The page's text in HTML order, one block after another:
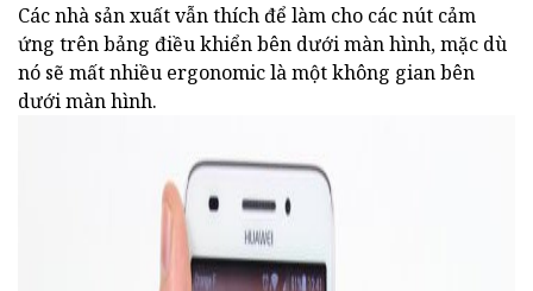
Các nhà sản xuất vẫn thích để làm cho các nút cảm
ứng trên bảng điều khiển bên dưới màn hình, mặc dù
nó sẽ mất nhiều ergonomic là một không gian bên
dưới màn hình.